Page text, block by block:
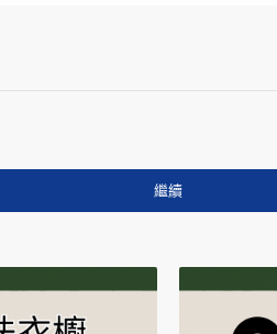
繼續